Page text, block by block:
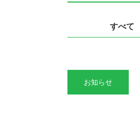
すべて
お知らせ